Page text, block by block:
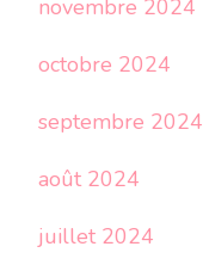
novembre 2024
octobre 2024
septembre 2024
août 2024
juillet 2024